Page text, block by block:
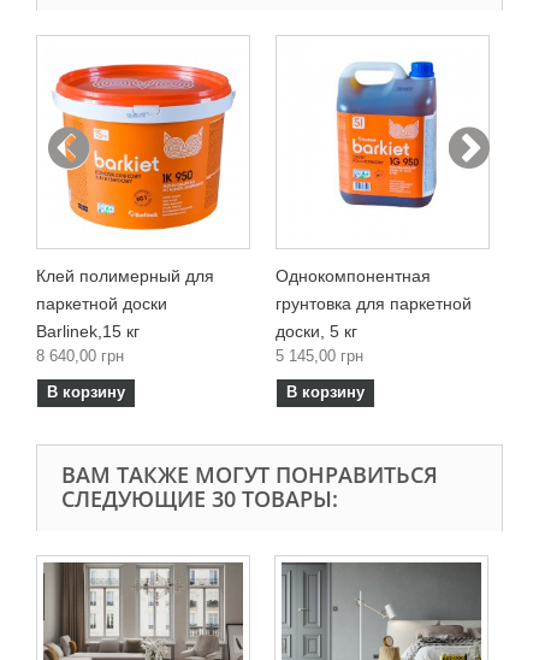
Клей полимерный для
паркетной доски
Barlinek,15 кг
8 640,00 грн
В корзину
Однокомпонентная
грунтовка для паркетной
доски, 5 кг
5 145,00 грн
В корзину
ВАМ ТАКЖЕ МОГУТ ПОНРАВИТЬСЯ
СЛЕДУЮЩИЕ 30 ТОВАРЫ: